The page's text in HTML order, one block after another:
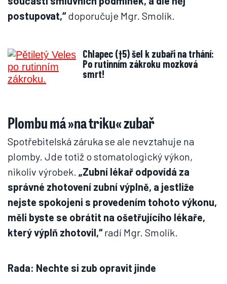
postupovat,“doporučuje Mgr. Smolík.
Chlapec (†5) šel k zubaři na trhání:
Po rutinním zákroku mozková
smrt!
Plombu má »na triku« zubař
Spotřebitelská záruka se ale nevztahuje na
plomby. Jde totiž o stomatologický výkon,
nikoliv výrobek. „Zubní lékař odpovídá za
správné zhotovení zubní výplně, a jestliže
nejste spokojeni s provedením tohoto výkonu,
měli byste se obrátit na ošetřujícího lékaře,
který výplň zhotovil,“radí Mgr. Smolík.
Rada: Nechte si zub opravit jinde